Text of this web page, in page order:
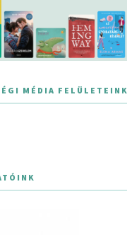
MÉDIA FELÜLETEINK